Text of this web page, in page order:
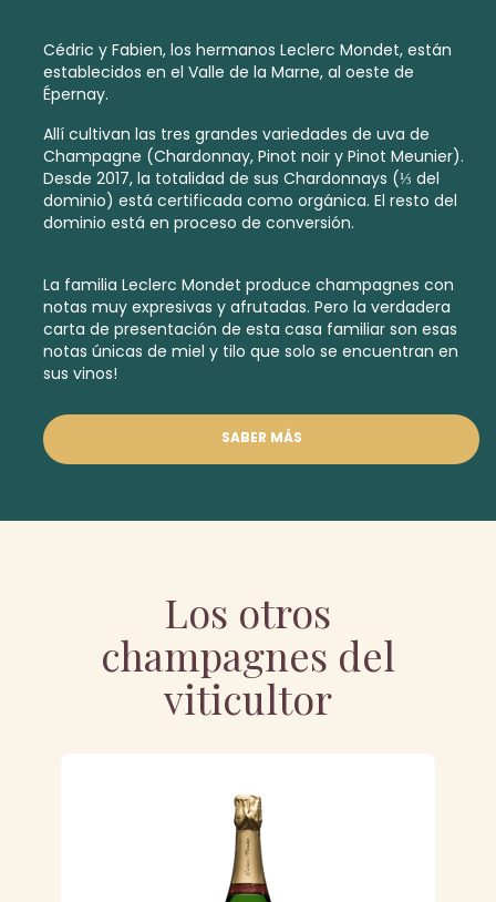
Cédric y Fabien, los hermanos Leclerc Mondet, están
establecidos en el Valle de la Marne, al oeste de
Épernay.
Allí cultivan las tres grandes variedades de uva de
Champagne (Chardonnay, Pinot noir y Pinot Meunier).
Desde 2017, la totalidad de sus Chardonnays (⅓ del
dominio) está certificada como orgánica. El resto del
dominio está en proceso de conversión.
La familia Leclerc Mondet produce champagnes con
notas muy expresivas y afrutadas. Pero la verdadera
carta de presentación de esta casa familiar son esas
notas únicas de miel y tilo que solo se encuentran en
sus vinos!
SABER MÁS
Los otros
champagnes del
viticultor